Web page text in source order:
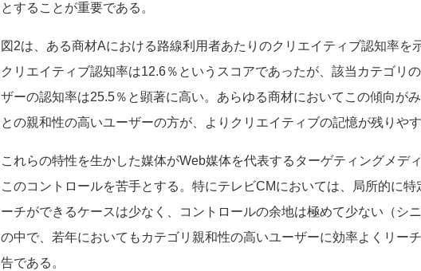
とすることが重要である。
図2は、ある商材Aにおける路線利用者あたりのクリエイティブ認知率を
クリエイティブ認知率は12.6％というスコアであったが、該当カテゴリ
ザーの認知率は25.5％と顕著に高い。あらゆる商材においてこの傾向が
との親和性の高いユーザーの方が、よりクリエイティブの記憶が残りやす
これらの特性を生かした媒体がWeb媒体を代表するターゲティングメデ
このコントロールを苦手とする。特にテレビCMにおいては、局所的に
ーチができるケースは少なく、コントロールの余地は極めて少ない（シ
の中で、若年においてもカテゴリ親和性の高いユーザーに効率よくリー
告である。